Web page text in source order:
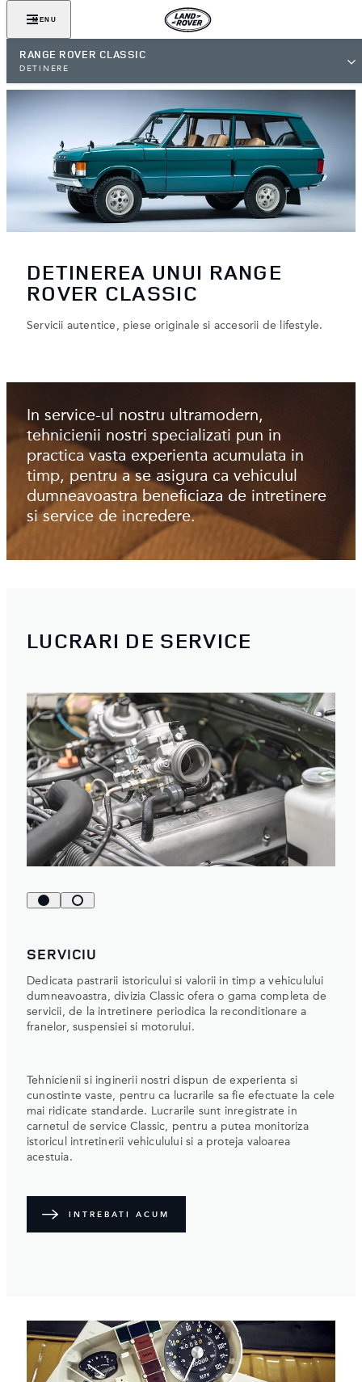
MENU
RANGE ROVER CLASSIC
DETINERE
DETINEREA UNUI RANGE
ROVER CLASSIC
Servicii autentice, piese originale si accesorii de lifestyle.
In service-ul nostru ultramodern,
tehnicienii nostri specializati pun in
practica vasta experienta acumulata in
timp, pentru a se asigura ca vehiculul
dumneavoastra beneficiaza de intretinere
si service de incredere.
LUCRARI DE SERVICE
SERVICIU
Dedicata pastrarii istoricului si valorii in timp a vehiculului
dumneavoastra, divizia Classic ofera o gama completa de
servicii, de la intretinere periodica la reconditionare a
franelor, suspensiei si motorului.
Tehnicienii si inginerii nostri dispun de experienta si
cunostinte vaste, pentru ca lucrarile sa fie efectuate la cele
mai ridicate standarde. Lucrarile sunt inregistrate in
carnetul de service Classic, pentru a putea monitoriza
istoricul intretinerii vehiculului si a proteja valoarea
acestuia.
INTREBATI ACUM